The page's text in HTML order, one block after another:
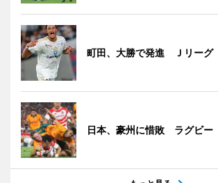
町田、大勝で発進 Ｊリーグ
日本、豪州に惜敗 ラグビー